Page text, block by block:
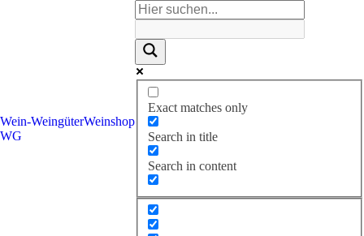
Wein-
WG
WeingüterWeinshop
Exact matches only
Search in title
Search in content